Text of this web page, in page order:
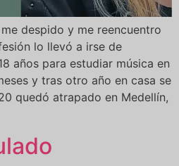
despido y me reencuentro
lo llevó a irse de
años para estudiar música en
y tras otro año en casa se
quedó atrapado en Medellín,